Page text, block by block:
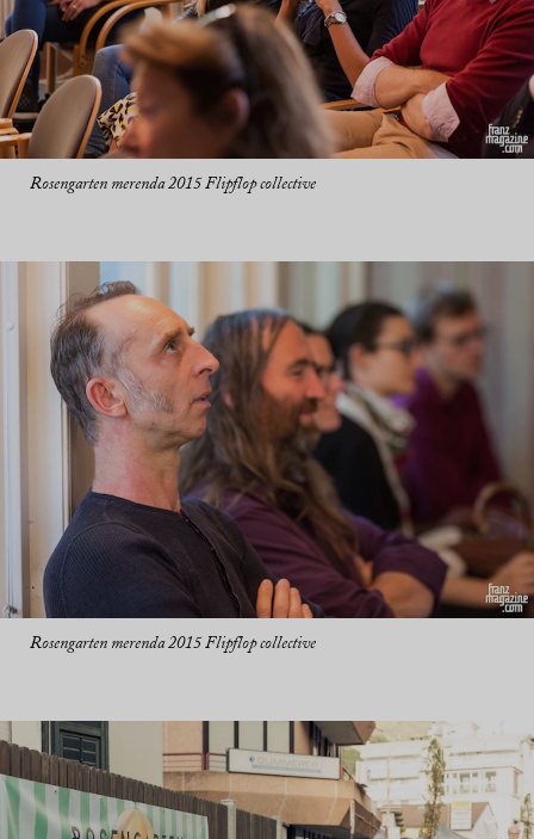
Rosengarten merenda 2015 Flipflop collective
Rosengarten merenda 2015 Flipflop collective